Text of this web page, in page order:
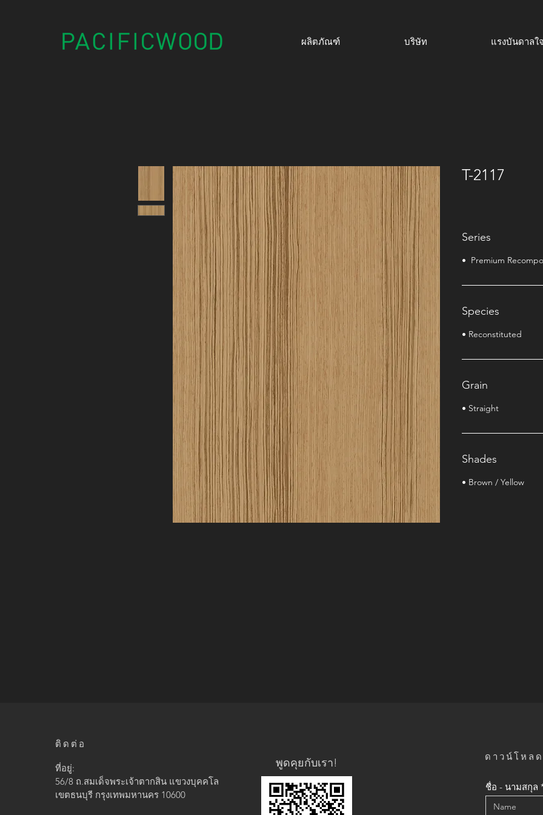
ผลิตภัณฑ์ บริษัท แรงบันดาลใจ
T-2117
Series
• Premium
Species
• Reconstituted
Grain
• Straight
Shades
• Brown / Yellow
ติดต่อ
ที่อยู่:
56/8 ถ.สมเด็จพระเจ้าตากสิน แขวงบุคคโล
เขตธนบุรี กรุงเทพมหานคร 10600
พูดคุยกับเรา! ดาวน์โหล
ชื่อ - นามสกุล